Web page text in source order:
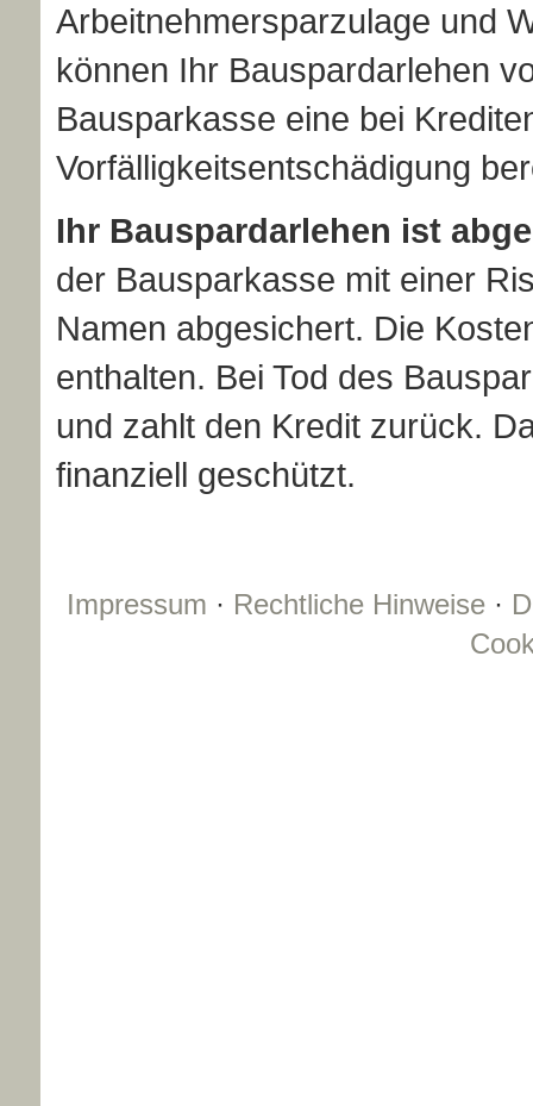
Arbeitnehmersparzulage und
können Ihr Bauspardarlehen
Bausparkasse eine bei
Vorfälligkeitsentschädigung
Ihr Bauspardarlehen ist
der Bausparkasse mit einer
Namen abgesichert. Die
enthalten. Bei Tod des
und zahlt den Kredit zurück.
finanziell geschützt.
Impressum · Rechtliche Hinweise ·